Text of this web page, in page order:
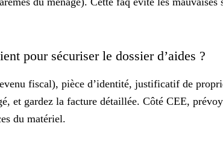
pour sécuriser le dossier d’aides ?
fiscal), pièce d’identité, justificatif de
et gardez la facture détaillée. Côté CEE,
du matériel.